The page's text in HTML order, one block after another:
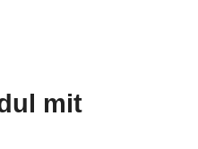
mit